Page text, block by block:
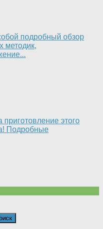
подробный обзор
методик,
приготовление этого
Подробные